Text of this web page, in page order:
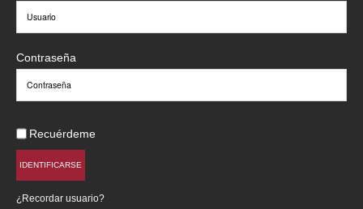
Contraseña
Recuérdeme
IDENTIFICARSE
¿Recordar usuario?